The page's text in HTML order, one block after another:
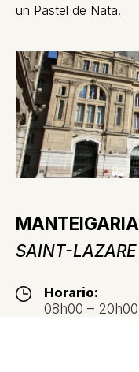
un Pastel de Nata.
MANTEIGARIA
SAINT-LAZARE
Horario:
08h00 – 20h00